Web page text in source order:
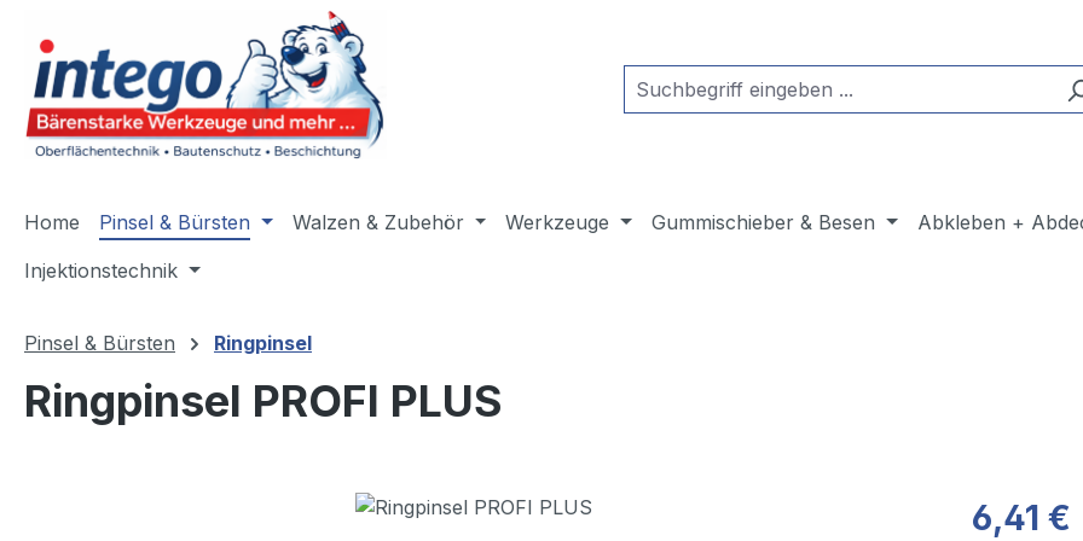
Zur Hauptnavigation springen
Home Pinsel & Bürsten Walzen & Zubehör Werkzeuge Gummischieber & Besen Abkleben +
Injektionstechnik
Pinsel & Bürsten Ringpinsel
Ringpinsel PROFI PLUS
6,41 €